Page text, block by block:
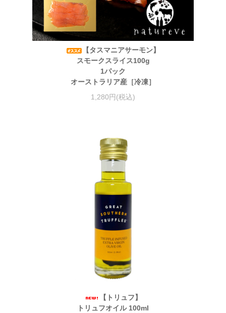
【タスマニアサーモン】
スモークスライス100g
1パック
オーストラリア産［冷凍］
1,280円(税込)
【トリュフ】
トリュフオイル 100ml